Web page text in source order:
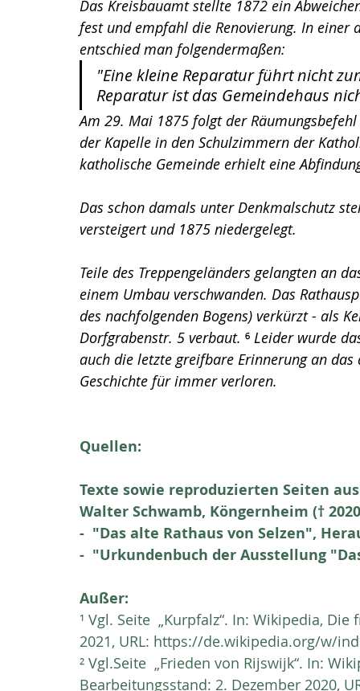
Das Kreisbauamt stellte 1872 ein
fest und empfahl die Renovierung. In einer
entschied man folgendermaßen:
"Eine kleine Reparatur führt nicht
Reparatur ist das Gemeindehaus
Am 29. Mai 1875 folgt der
der Kapelle in den Schulzimmern der
katholische Gemeinde erhielt eine
Das schon damals unter Denkmalschutz
versteigert und 1875 niedergelegt.
Teile des Treppengeländers gelangten an
einem Umbau verschwanden. Das
des nachfolgenden Bogens) verkürzt - als
Dorfgrabenstr. 5 verbaut. ⁶ Leider wurde
auch die letzte greifbare Erinnerung an
Geschichte für immer verloren.
Quellen:
Texte sowie reproduzierten Seiten
Walter Schwamb, Köngernheim (†
-  "Das alte Rathaus von Selzen",
-  "Urkundenbuch der Ausstellung
Außer:
¹ Vgl. Seite  „Kurpfalz“. In: Wikipedia,
2021, URL: https://de.wikipedia.org/w/
² Vgl.Seite  „Frieden von Rijswijk“. In:
Bearbeitungsstand: 2. Dezember 2020,